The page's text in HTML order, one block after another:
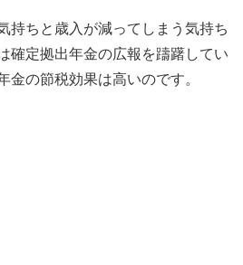
持ちと歳入が減ってしまう気持ち
確定拠出年金の広報を躊躇してい
金の節税効果は高いのです。